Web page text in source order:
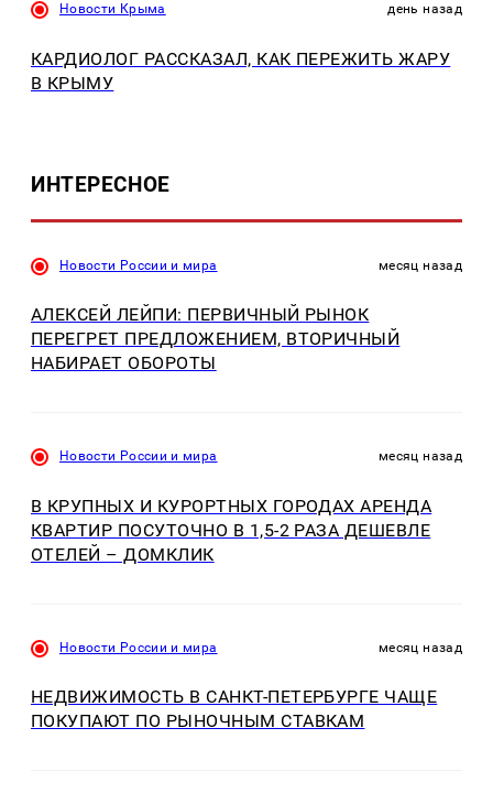
Новости Крыма день назад
КАРДИОЛОГ РАССКАЗАЛ, КАК ПЕРЕЖИТЬ ЖАРУ
В КРЫМУ
ИНТЕРЕСНОЕ
Новости России и мира месяц назад
АЛЕКСЕЙ ЛЕЙПИ: ПЕРВИЧНЫЙ РЫНОК
ПЕРЕГРЕТ ПРЕДЛОЖЕНИЕМ, ВТОРИЧНЫЙ
НАБИРАЕТ ОБОРОТЫ
Новости России и мира месяц назад
В КРУПНЫХ И КУРОРТНЫХ ГОРОДАХ АРЕНДА
КВАРТИР ПОСУТОЧНО В 1,5-2 РАЗА ДЕШЕВЛЕ
ОТЕЛЕЙ – ДОМКЛИК
Новости России и мира месяц назад
НЕДВИЖИМОСТЬ В САНКТ-ПЕТЕРБУРГЕ ЧАЩЕ
ПОКУПАЮТ ПО РЫНОЧНЫМ СТАВКАМ